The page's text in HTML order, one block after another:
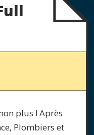
plus ! Après
Plombiers et